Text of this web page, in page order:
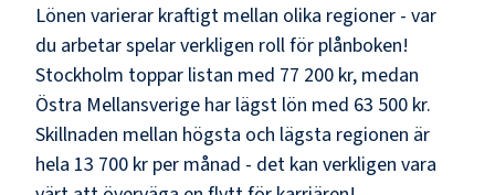
Lönen varierar kraftigt mellan olika regioner - var
du arbetar spelar verkligen roll för plånboken!
Stockholm toppar listan med 77 200 kr, medan
Östra Mellansverige har lägst lön med 63 500 kr.
Skillnaden mellan högsta och lägsta regionen är
hela 13 700 kr per månad - det kan verkligen vara